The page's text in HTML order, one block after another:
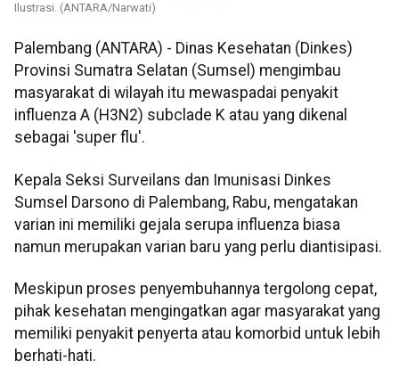
Ilustrasi. (ANTARA/Narwati)
Palembang (ANTARA) - Dinas Kesehatan (Dinkes)
Provinsi Sumatra Selatan (Sumsel) mengimbau
masyarakat di wilayah itu mewaspadai penyakit
influenza A (H3N2) subclade K atau yang dikenal
sebagai 'super flu'.
Kepala Seksi Surveilans dan Imunisasi Dinkes
Sumsel Darsono di Palembang, Rabu, mengatakan
varian ini memiliki gejala serupa influenza biasa
namun merupakan varian baru yang perlu diantisipasi.
Meskipun proses penyembuhannya tergolong cepat,
pihak kesehatan mengingatkan agar masyarakat yang
memiliki penyakit penyerta atau komorbid untuk lebih
berhati-hati.